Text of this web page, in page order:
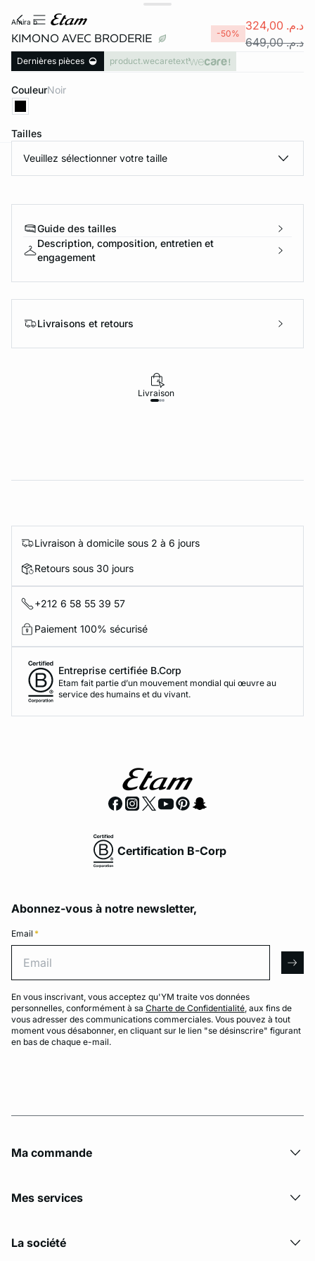
amira b
KIMONO AVEC BRODERIE -50%
د.م. 324,00
د.م. 649,00
Dernières pièces product.wecaretext
Couleur noir
Tailles
Veuillez sélectionner votre taille
Guide des tailles
Description, composition, entretien et
engagement
Livraisons et retours
Livraison
Livraison à domicile sous 2 à 6 jours
Retours sous 30 jours
+212 6 58 55 39 57
Paiement 100% sécurisé
Entreprise certifiée B.Corp
Etam fait partie d’un mouvement mondial qui œuvre au
service des humains et du vivant.
Certification B-Corp
Abonnez-vous à notre newsletter,
Email *
En vous inscrivant, vous acceptez qu'YM traite vos données
personnelles, conformément à sa Charte de Confidentialité, aux fins de
vous adresser des communications commerciales. Vous pouvez à tout
moment vous désabonner, en cliquant sur le lien "se désinscrire" figurant
en bas de chaque e-mail.
Ma commande
Mes services
La société